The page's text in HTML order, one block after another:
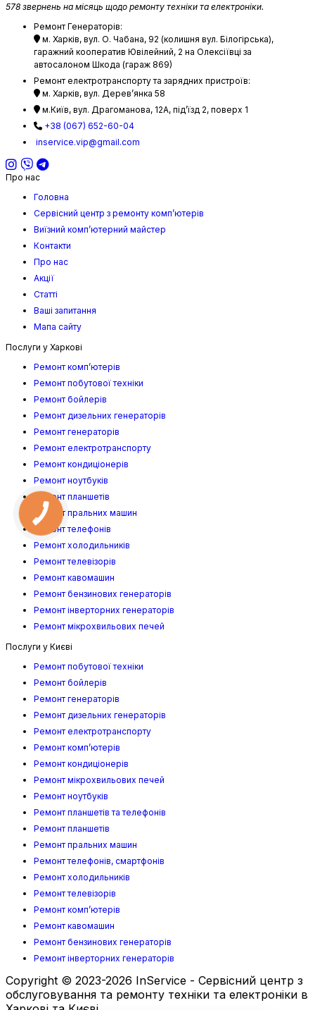
578 звернень на місяць щодо ремонту техніки та електроніки.
Ремонт Генераторів:
м. Харків, вул. О. Чабана, 92 (колишня вул. Білогірська),
гаражний кооператив Ювілейний, 2 на Олексіївці за
автосалоном Шкода (гараж 869)
Ремонт електротранспорту та зарядних пристроїв:
м. Харків, вул. Дерев’янка 58
м.Київ, вул. Драгоманова, 12А, підʼїзд 2, поверх 1
+38 (067) 652-60-04
inservice.vip@gmail.com
Про нас
Головна
Сервісний центр з ремонту комп’ютерів
Виїзний комп’ютерний майстер
Контакти
Про нас
Акції
Статті
Ваші запитання
Мапа сайту
Послуги у Харкові
Ремонт комп’ютерів
Ремонт побутової техніки
Ремонт бойлерів
Ремонт дизельних генераторів
Ремонт генераторів
Ремонт електротранспорту
Ремонт кондиціонерів
Ремонт ноутбуків
Ремонт планшетів
Ремонт пральних машин
Ремонт телефонів
Ремонт холодильників
Ремонт телевізорів
Ремонт кавомашин
Ремонт бензинових генераторів
Ремонт інверторних генераторів
Ремонт мікрохвильових печей
Послуги у Києві
Ремонт побутової техніки
Ремонт бойлерів
Ремонт генераторів
Ремонт дизельних генераторів
Ремонт електротранспорту
Ремонт комп’ютерів
Ремонт кондиціонерів
Ремонт мікрохвильових печей
Ремонт ноутбуків
Ремонт планшетів та телефонів
Ремонт планшетів
Ремонт пральних машин
Ремонт телефонів, смартфонів
Ремонт холодильників
Ремонт телевізорів
Ремонт комп’ютерів
Ремонт кавомашин
Ремонт бензинових генераторів
Ремонт інверторних генераторів
Copyright © 2023-2026 InService - Сервісний центр з
обслуговування та ремонту техніки та електроніки в